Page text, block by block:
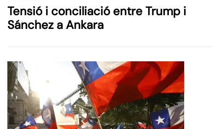
Tensió i conciliació entre Trump i
Sánchez a Ankara